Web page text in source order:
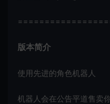
版本简介
使用先进的角色机器人
机器人会在公告平道售卖